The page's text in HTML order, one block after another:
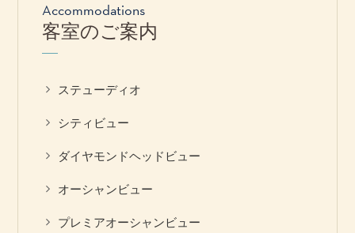
Accommodations
客室のご案内
ステューディオ
シティビュー
ダイヤモンドヘッドビュー
オーシャンビュー
プレミアオーシャンビュー